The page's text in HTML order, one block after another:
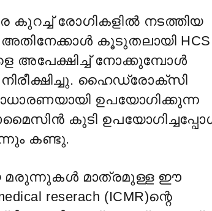
കുറച്ച് രോഗികളിൽ നടത്തിയ
കൂടുതലായി HCS
അപേക്ഷിച്ച് നോക്കുമ്പോൾ
നിരീക്ഷിച്ചു. ഹൈഡ്രോക്സി
ഉപയോഗിക്കുന്ന
കൂടി
കണ്ടു.
മരുന്നുകൾ മാത്രമുള്ള ഈ
reserach (ICMR)ന്റെ